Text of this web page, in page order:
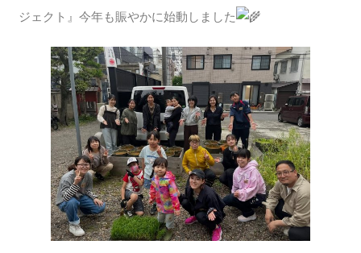
ジェクト』今年も賑やかに始動しました